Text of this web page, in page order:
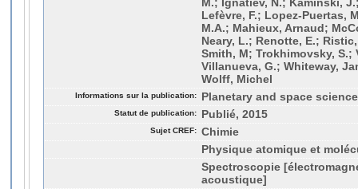
M.; Ignatiev, N.; Kaminski,
Lefèvre, F.; Lopez-Puertas,
M.A.; Mahieux, Arnaud;
Neary, L.; Renotte, E.;
Smith, M; Trokhimovsky, S.;
Villanueva, G.; Whiteway,
Wolff, Michel
Informations sur la publication: Planetary and space
Statut de publication: Publié, 2015
Sujet CREF: Chimie
Physique atomique et
Spectroscopie
acoustique]